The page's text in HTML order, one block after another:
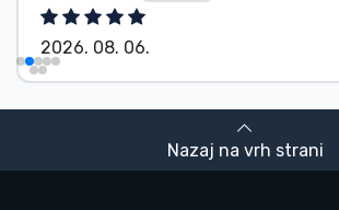
2026. 08. 06.
Nazaj na vrh strani